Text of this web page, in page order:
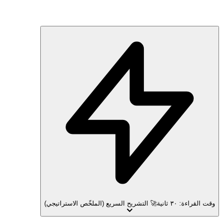
وقت القراءة: ٣٠ ثانية 🚀 التشريح السريع (الملخّص الاستراتيجي)